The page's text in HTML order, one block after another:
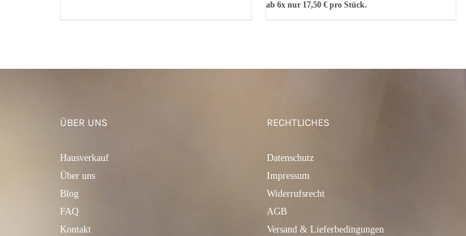
VIEW
ab 6x nur 17,50 €pro Stück.
ÜBER UNS
Hausverkauf
Über uns
Blog
FAQ
Kontakt
RECHTLICHES
Datenschutz
Impressum
Widerrufsrecht
AGB
Versand & Lieferbedingungen